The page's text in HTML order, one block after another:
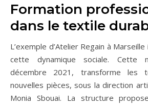
Formation
dans le textile
L’exemple d’Atelier Regain à
cette dynamique sociale. Cette
décembre 2021, transforme les
nouvelles pièces, sous la direction
Monia Sbouai. La structure